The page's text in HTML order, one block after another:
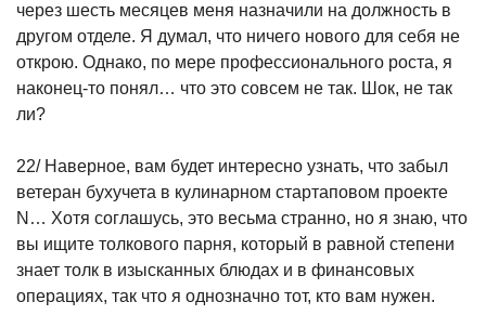
через шесть месяцев меня назначили на должность в
другом отделе. Я думал, что ничего нового для себя не
открою. Однако, по мере профессионального роста, я
наконец-то понял… что это совсем не так. Шок, не так
ли?
22/ Наверное, вам будет интересно узнать, что забыл
ветеран бухучета в кулинарном стартаповом проекте
N… Хотя соглашусь, это весьма странно, но я знаю, что
вы ищите толкового парня, который в равной степени
знает толк в изысканных блюдах и в финансовых
операциях, так что я однозначно тот, кто вам нужен.